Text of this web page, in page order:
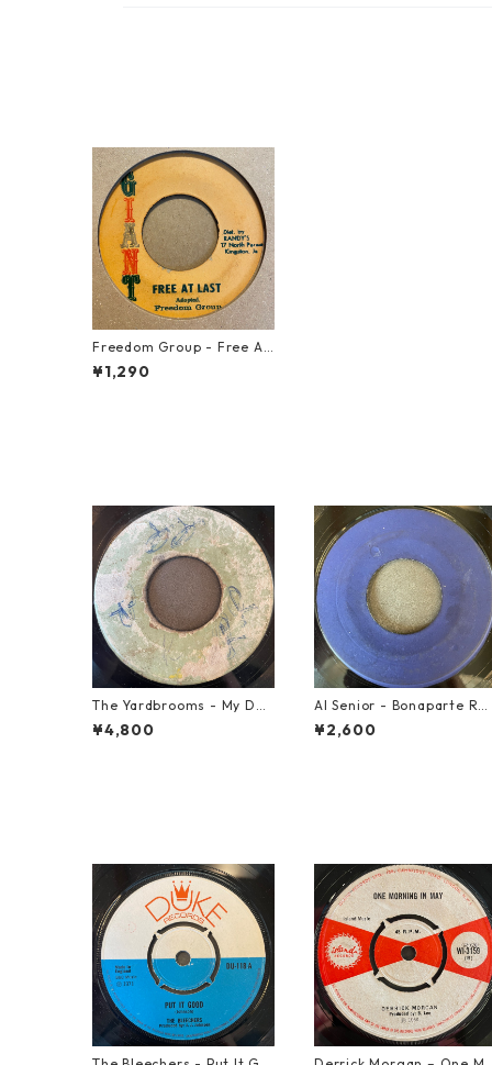
Freedom Group - Free At
Last【7-21497】
¥1,290
The Yardbrooms - My Des
ire【7-21922】
¥4,800
Al Senior - Bonaparte Ret
reat【7-21861】
¥2,600